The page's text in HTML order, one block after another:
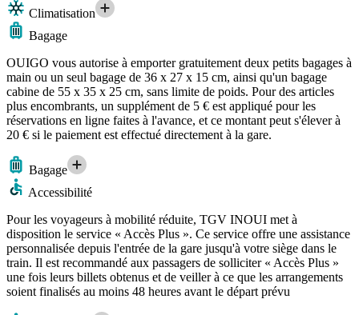
Climatisation
Bagage
OUIGO vous autorise à emporter gratuitement deux petits bagages à
main ou un seul bagage de 36 x 27 x 15 cm, ainsi qu'un bagage
cabine de 55 x 35 x 25 cm, sans limite de poids. Pour des articles
plus encombrants, un supplément de 5 € est appliqué pour les
réservations en ligne faites à l'avance, et ce montant peut s'élever à
20 € si le paiement est effectué directement à la gare.
Bagage
Accessibilité
Pour les voyageurs à mobilité réduite, TGV INOUI met à
disposition le service « Accès Plus ». Ce service offre une assistance
personnalisée depuis l'entrée de la gare jusqu'à votre siège dans le
train. Il est recommandé aux passagers de solliciter « Accès Plus »
une fois leurs billets obtenus et de veiller à ce que les arrangements
soient finalisés au moins 48 heures avant le départ prévu